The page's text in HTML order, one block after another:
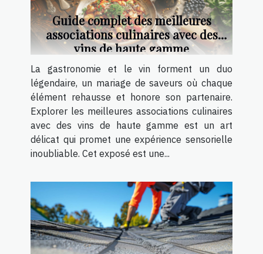
Guide complet des meilleures
associations culinaires avec des
vins de haute gamme
La gastronomie et le vin forment un duo
légendaire, un mariage de saveurs où chaque
élément rehausse et honore son partenaire.
Explorer les meilleures associations culinaires
avec des vins de haute gamme est un art
délicat qui promet une expérience sensorielle
inoubliable. Cet exposé est une...